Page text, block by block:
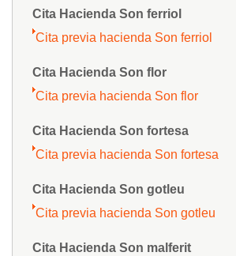
Cita Hacienda Son ferriol
Cita previa hacienda Son ferriol
Cita Hacienda Son flor
Cita previa hacienda Son flor
Cita Hacienda Son fortesa
Cita previa hacienda Son fortesa
Cita Hacienda Son gotleu
Cita previa hacienda Son gotleu
Cita Hacienda Son malferit